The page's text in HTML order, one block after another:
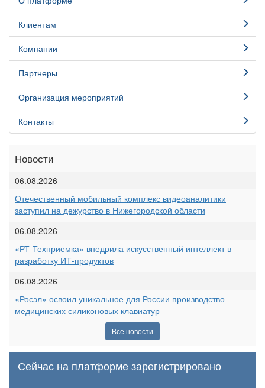
Клиентам
Компании
Партнеры
Организация мероприятий
Контакты
Новости
06.08.2026
Отечественный мобильный комплекс видеоаналитики
заступил на дежурство в Нижегородской области
06.08.2026
«РТ-Техприемка» внедрила искусственный интеллект в
разработку ИТ-продуктов
06.08.2026
«Росэл» освоил уникальное для России производство
медицинских силиконовых клавиатур
Все новости
Сейчас на платформе зарегистрировано